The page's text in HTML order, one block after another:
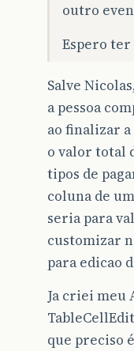
outro
Espero ter
Salve
a pessoa
ao finalizar
o valor total
tipos de
coluna de
seria para
customizar
para edicao
Ja criei meu
que preciso